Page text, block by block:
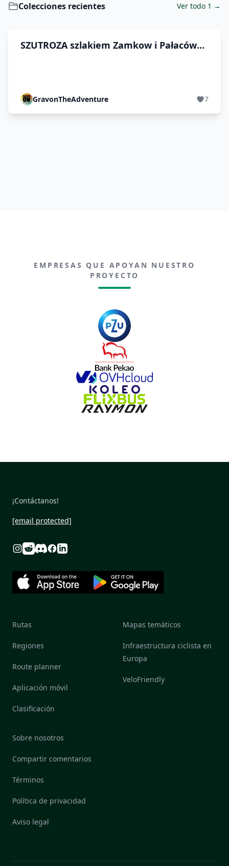
Colecciones recientes Ver todo 1 →
SZUTROZA szlakiem Zamkow i Pałaców
GravonTheAdventure 7
EMPRESAS QUE APOYAN NUESTRO
PROYECTO
¡Contáctanos!
[email protected]
Instagram
RedditDiscord
Facebook
Linkedin
Rutas
Regiones
Route planner
Aplicación móvil
Clasificación
Mapas temáticos
Infraestructura ciclista en
Europa
VeloFriendly
Sobre nosotros
Compartir comentarios
Términos
Política de privacidad
Aviso legal